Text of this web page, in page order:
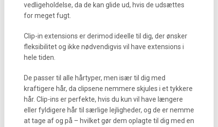
vedligeholdelse, da de kan glide ud, hvis de udsættes
for meget fugt.
Clip-in extensions er derimod ideelle til dig, der ønsker
fleksibilitet og ikke nødvendigvis vil have extensions i
hele tiden.
De passer til alle hårtyper, men især til dig med
kraftigere hår, da clipsene nemmere skjules i et tykkere
hår. Clip-ins er perfekte, hvis du kun vil have længere
eller fyldigere hår til særlige lejligheder, og de er nemme
at tage af og på – hvilket gør dem oplagte til dig med en